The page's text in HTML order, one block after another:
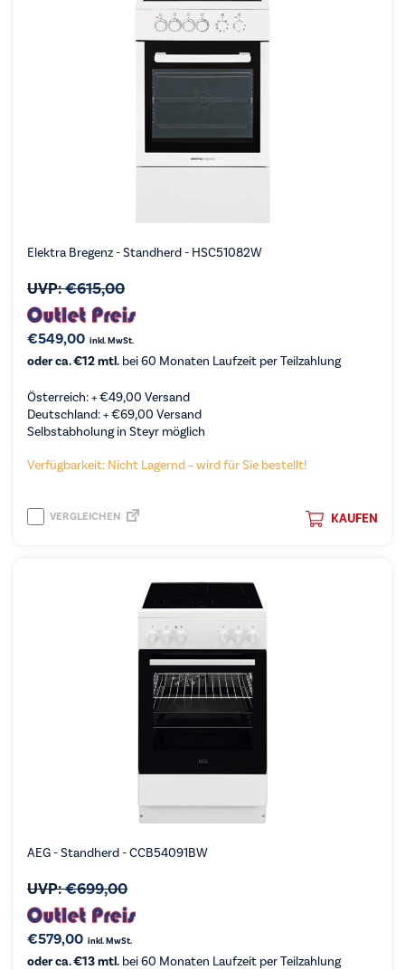
Elektra Bregenz - Standherd - HSC51082W
UVP:€615,00
€549,00 inkl. MwSt.
oder ca. €12 mtl. bei 60 Monaten Laufzeit per Teilzahlung
Österreich: +€49,00 Versand
Deutschland: +€69,00 Versand
Selbstabholung in Steyr möglich
Verfügbarkeit: Nicht Lagernd – wird für Sie bestellt!
KAUFEN
VERGLEICHEN
AEG - Standherd - CCB54091BW
UVP:€699,00
€579,00 inkl. MwSt.
oder ca. €13 mtl. bei 60 Monaten Laufzeit per Teilzahlung